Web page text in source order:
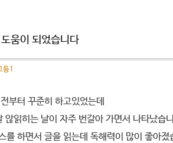
움이 되었습니다
등1
부터 꾸준히 하고있었는데
않읽히는 날이 자주 번갈아 가면서 나타났습
를 하면서 글을 읽는데 독해력이 많이 좋아졌